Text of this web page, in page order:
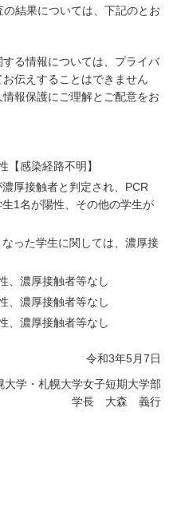
結果については、下記のとお
る情報については、プライバ
伝えすることはできません
報保護にご理解とご配意をお
【感染経路不明】
濃厚接触者と判定され、PCR
1名が陽性、その他の学生が
なった学生に関しては、濃厚接
、濃厚接触者等なし
、濃厚接触者等なし
、濃厚接触者等なし
令和3年5月7日
大学・札幌大学女子短期大学部
学長 大森 義行